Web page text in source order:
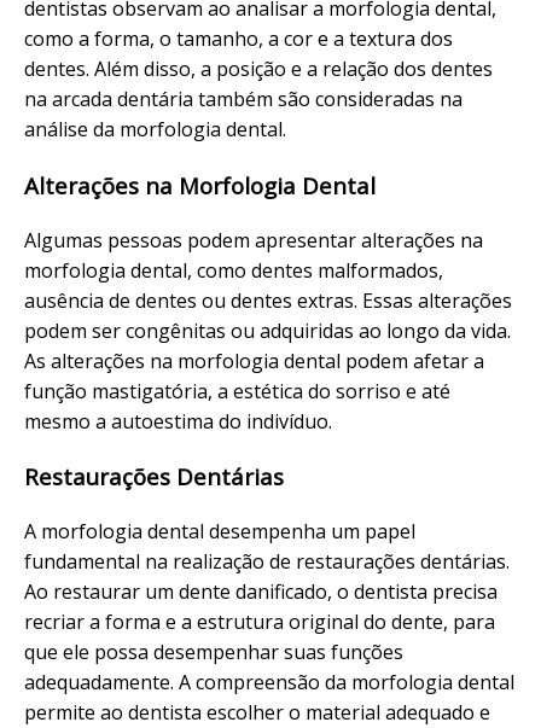
dentistas observam ao analisar a morfologia dental,
como a forma, o tamanho, a cor e a textura dos
dentes. Além disso, a posição e a relação dos dentes
na arcada dentária também são consideradas na
análise da morfologia dental.
Alterações na Morfologia Dental
Algumas pessoas podem apresentar alterações na
morfologia dental, como dentes malformados,
ausência de dentes ou dentes extras. Essas alterações
podem ser congênitas ou adquiridas ao longo da vida.
As alterações na morfologia dental podem afetar a
função mastigatória, a estética do sorriso e até
mesmo a autoestima do indivíduo.
Restaurações Dentárias
A morfologia dental desempenha um papel
fundamental na realização de restaurações dentárias.
Ao restaurar um dente danificado, o dentista precisa
recriar a forma e a estrutura original do dente, para
que ele possa desempenhar suas funções
adequadamente. A compreensão da morfologia dental
permite ao dentista escolher o material adequado e